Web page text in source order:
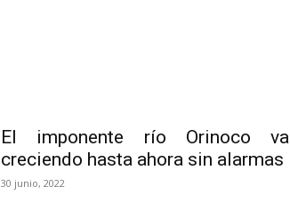
El imponente río Orinoco va
creciendo hasta ahora sin alarmas
30 junio, 2022